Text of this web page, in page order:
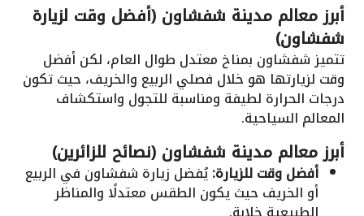
أبرز معالم مدينة شفشاون (أفضل وقت لزيارة
شفشاون)
تتميز شفشاون بمناخ معتدل طوال العام، لكن أفضل
وقت لزيارتها هو خلال فصلي الربيع والخريف، حيث تكون
درجات الحرارة لطيفة ومناسبة للتجول واستكشاف
المعالم السياحية.
أبرز معالم مدينة شفشاون (نصائح للزائرين)
أفضل وقت للزيارة:يُفضل زيارة شفشاون في الربيع
أو الخريف حيث يكون الطقس معتدلًا والمناظر